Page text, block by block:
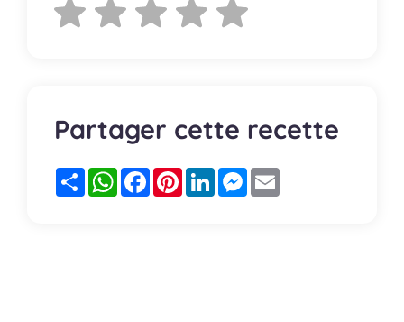
Partager cette recette
PartagerWhatsApp
FacebookPinterestLinkedInMessenger